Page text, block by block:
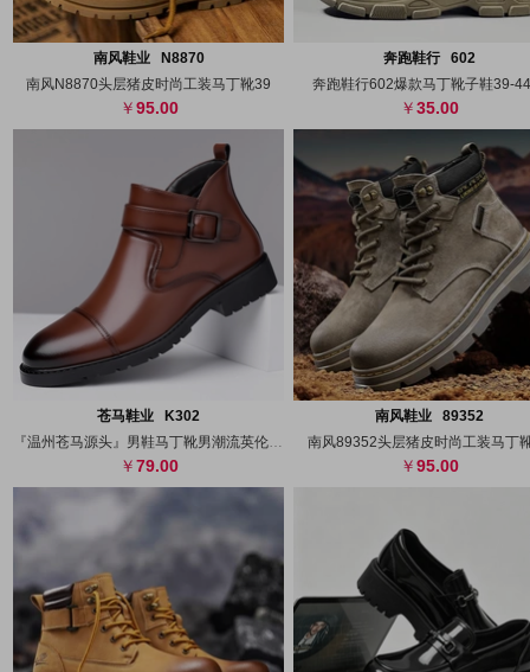
代发
南风鞋业 N8870
南风N8870头层猪皮时尚工装马丁靴39
95.00
代发
奔跑鞋行 602
奔跑鞋行602爆款马丁靴子鞋39-
35.00
代发
苍马鞋业 K302
『温州苍马源头』男鞋马丁靴男潮流英伦风工
79.00
代发
南风鞋业 89352
南风89352头层猪皮时尚工装马丁
95.00